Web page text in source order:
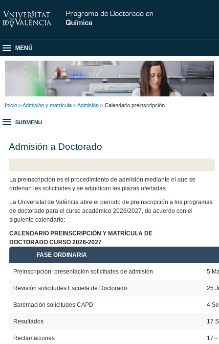
MENÚ
Inicio >Admisión y matrícula >Admisión > Calendario preinscripción
SUBMENU
Admisión a Doctorado
La preinscripción es el procedimiento de admisión mediante el que se
ordenan les solicitudes y se adjudican les plazas ofertadas.
La Universitat de València abre el periodo de preinscripción a los programas
de doctorado para el curso académico 2026/2027, de acuerdo con el
siguiente calendario:
CALENDARIO PREINSCRIPCIÓN Y MATRÍCULA DE
DOCTORADO CURSO 2026-2027
FASE ORDINARIA
Preinscripción: presentación solicitudes de admisión 5
Revisión solicitudes Escuela de Doctorado 25
Baremación solicitudes CAPD 4
Resultados 17
Reclamaciones 17 -